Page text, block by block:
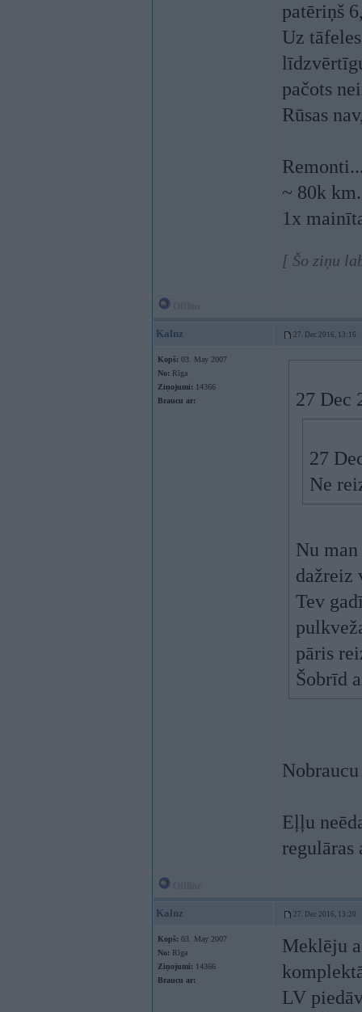
patēriņš
Uz
pačots
Rūsas
~ 80k
1x
[ Šo ziņu
Kalnz 27. Dec 2016, 13:16
Kopš: 03. May 2007
No: Rīga
Ziņojumi: 14366
Braucu ar:
27 Dec
27
Ne
Nu
dažreiz
Tev
pāris
Šobrīd
Eļļu
regulāras
Kalnz 27. Dec 2016, 13:20
Kopš: 03. May 2007
No: Rīga
Ziņojumi: 14366
Braucu ar:
Meklēju
LV